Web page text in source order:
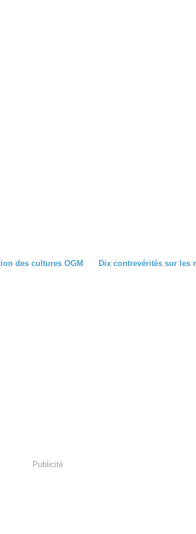
des cultures OGM Dix contrevérités sur les
Publicité